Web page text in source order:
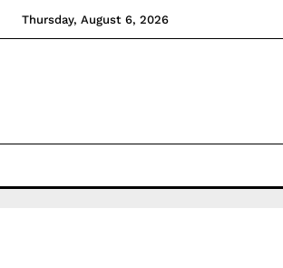
Thursday, August 6, 2026